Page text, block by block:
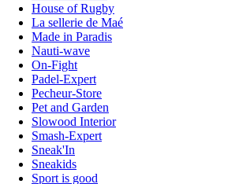
House of Rugby
La sellerie de Maé
Made in Paradis
Nauti-wave
On-Fight
Padel-Expert
Pecheur-Store
Pet and Garden
Slowood Interior
Smash-Expert
Sneak'In
Sneakids
Sport is good